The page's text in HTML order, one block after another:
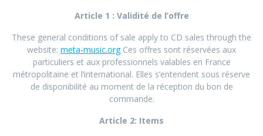
Article 1 : Validité de l’offre
These general conditions of sale apply to CD sales through the
website: meta-music.orgCes offres sont réservées aux
particuliers et aux professionnels valables en France
métropolitaine et l’international. Elles s’entendent sous réserve
de disponibilité au moment de la réception du bon de
commande.
Article 2: Items